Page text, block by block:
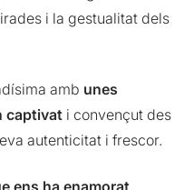
i la gestualitat dels
amb unes
captivat i convençut des
autenticitat i frescor.
ens ha enamorat.